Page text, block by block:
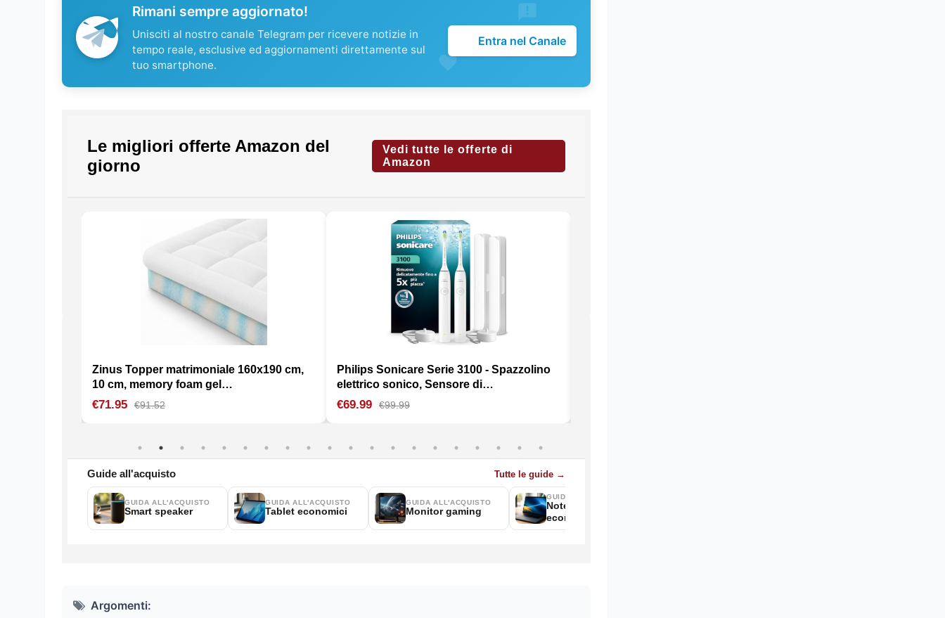
Rimani sempre aggiornato!
Unisciti al nostro canale Telegram per ricevere notizie in
tempo reale, esclusive ed aggiornamenti direttamente sul
tuo smartphone.
Entra nel Canale
Argomenti: